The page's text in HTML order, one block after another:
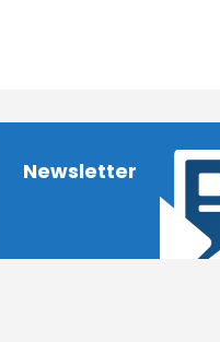
Newsletter